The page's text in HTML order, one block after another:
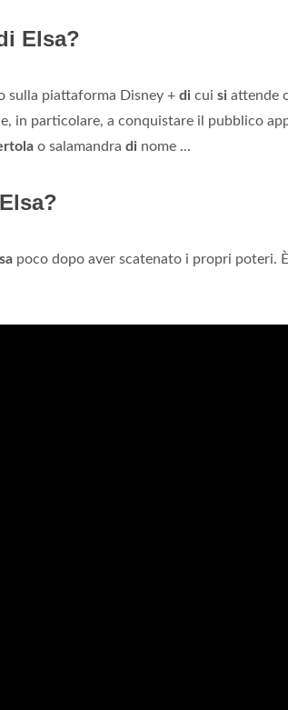
Elsa?
sulla piattaforma Disney + di cui si attende
in particolare, a conquistare il pubblico
o salamandra di nome ...
poco dopo aver scatenato i propri poteri.